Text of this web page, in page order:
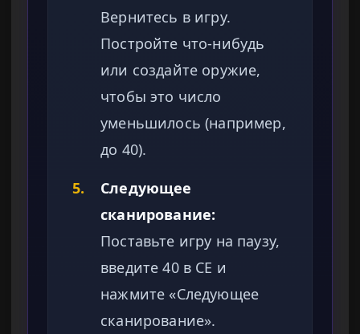
Вернитесь в игру.
Постройте что-нибудь
или создайте оружие,
чтобы это число
уменьшилось (например,
до 40).
5.
Следующее
сканирование:
Поставьте игру на паузу,
введите 40 в CE и
нажмите «Следующее
сканирование».